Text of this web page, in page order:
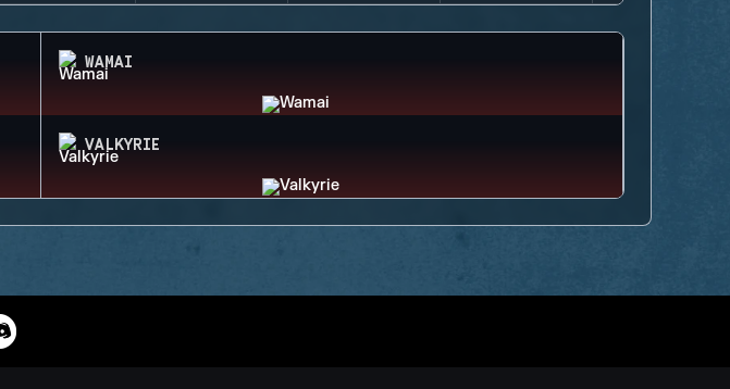
WAMAI
VALKYRIE